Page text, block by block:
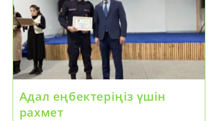
Адал еңбектеріңіз үшін
рахмет